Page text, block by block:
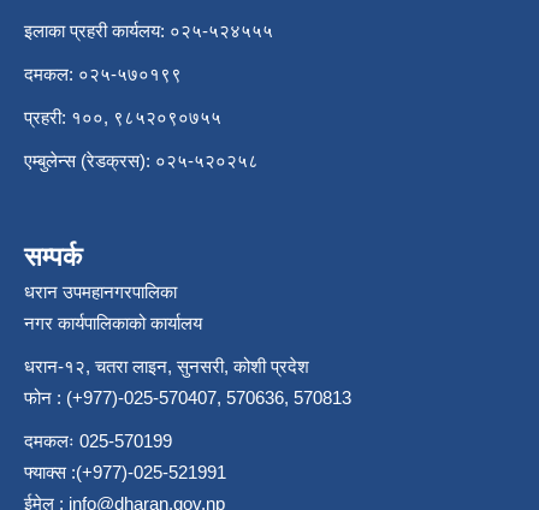
इलाका प्रहरी कार्यलय: ०२५-५२४५५५
दमकल: ०२५-५७०१९९
प्रहरी: १००, ९८५२०९०७५५
एम्बुलेन्स (रेडक्रस): ०२५-५२०२५८
सम्पर्क
धरान उपमहानगरपालिका
नगर कार्यपालिकाको कार्यालय
धरान-१२, चतरा लाइन, सुनसरी, कोशी प्रदेश
फोन : (+977)-025-570407, 570636, 570813
दमकलः 025-570199
फ्याक्स :(+977)-025-521991
ईमेल : info@dharan.gov.np